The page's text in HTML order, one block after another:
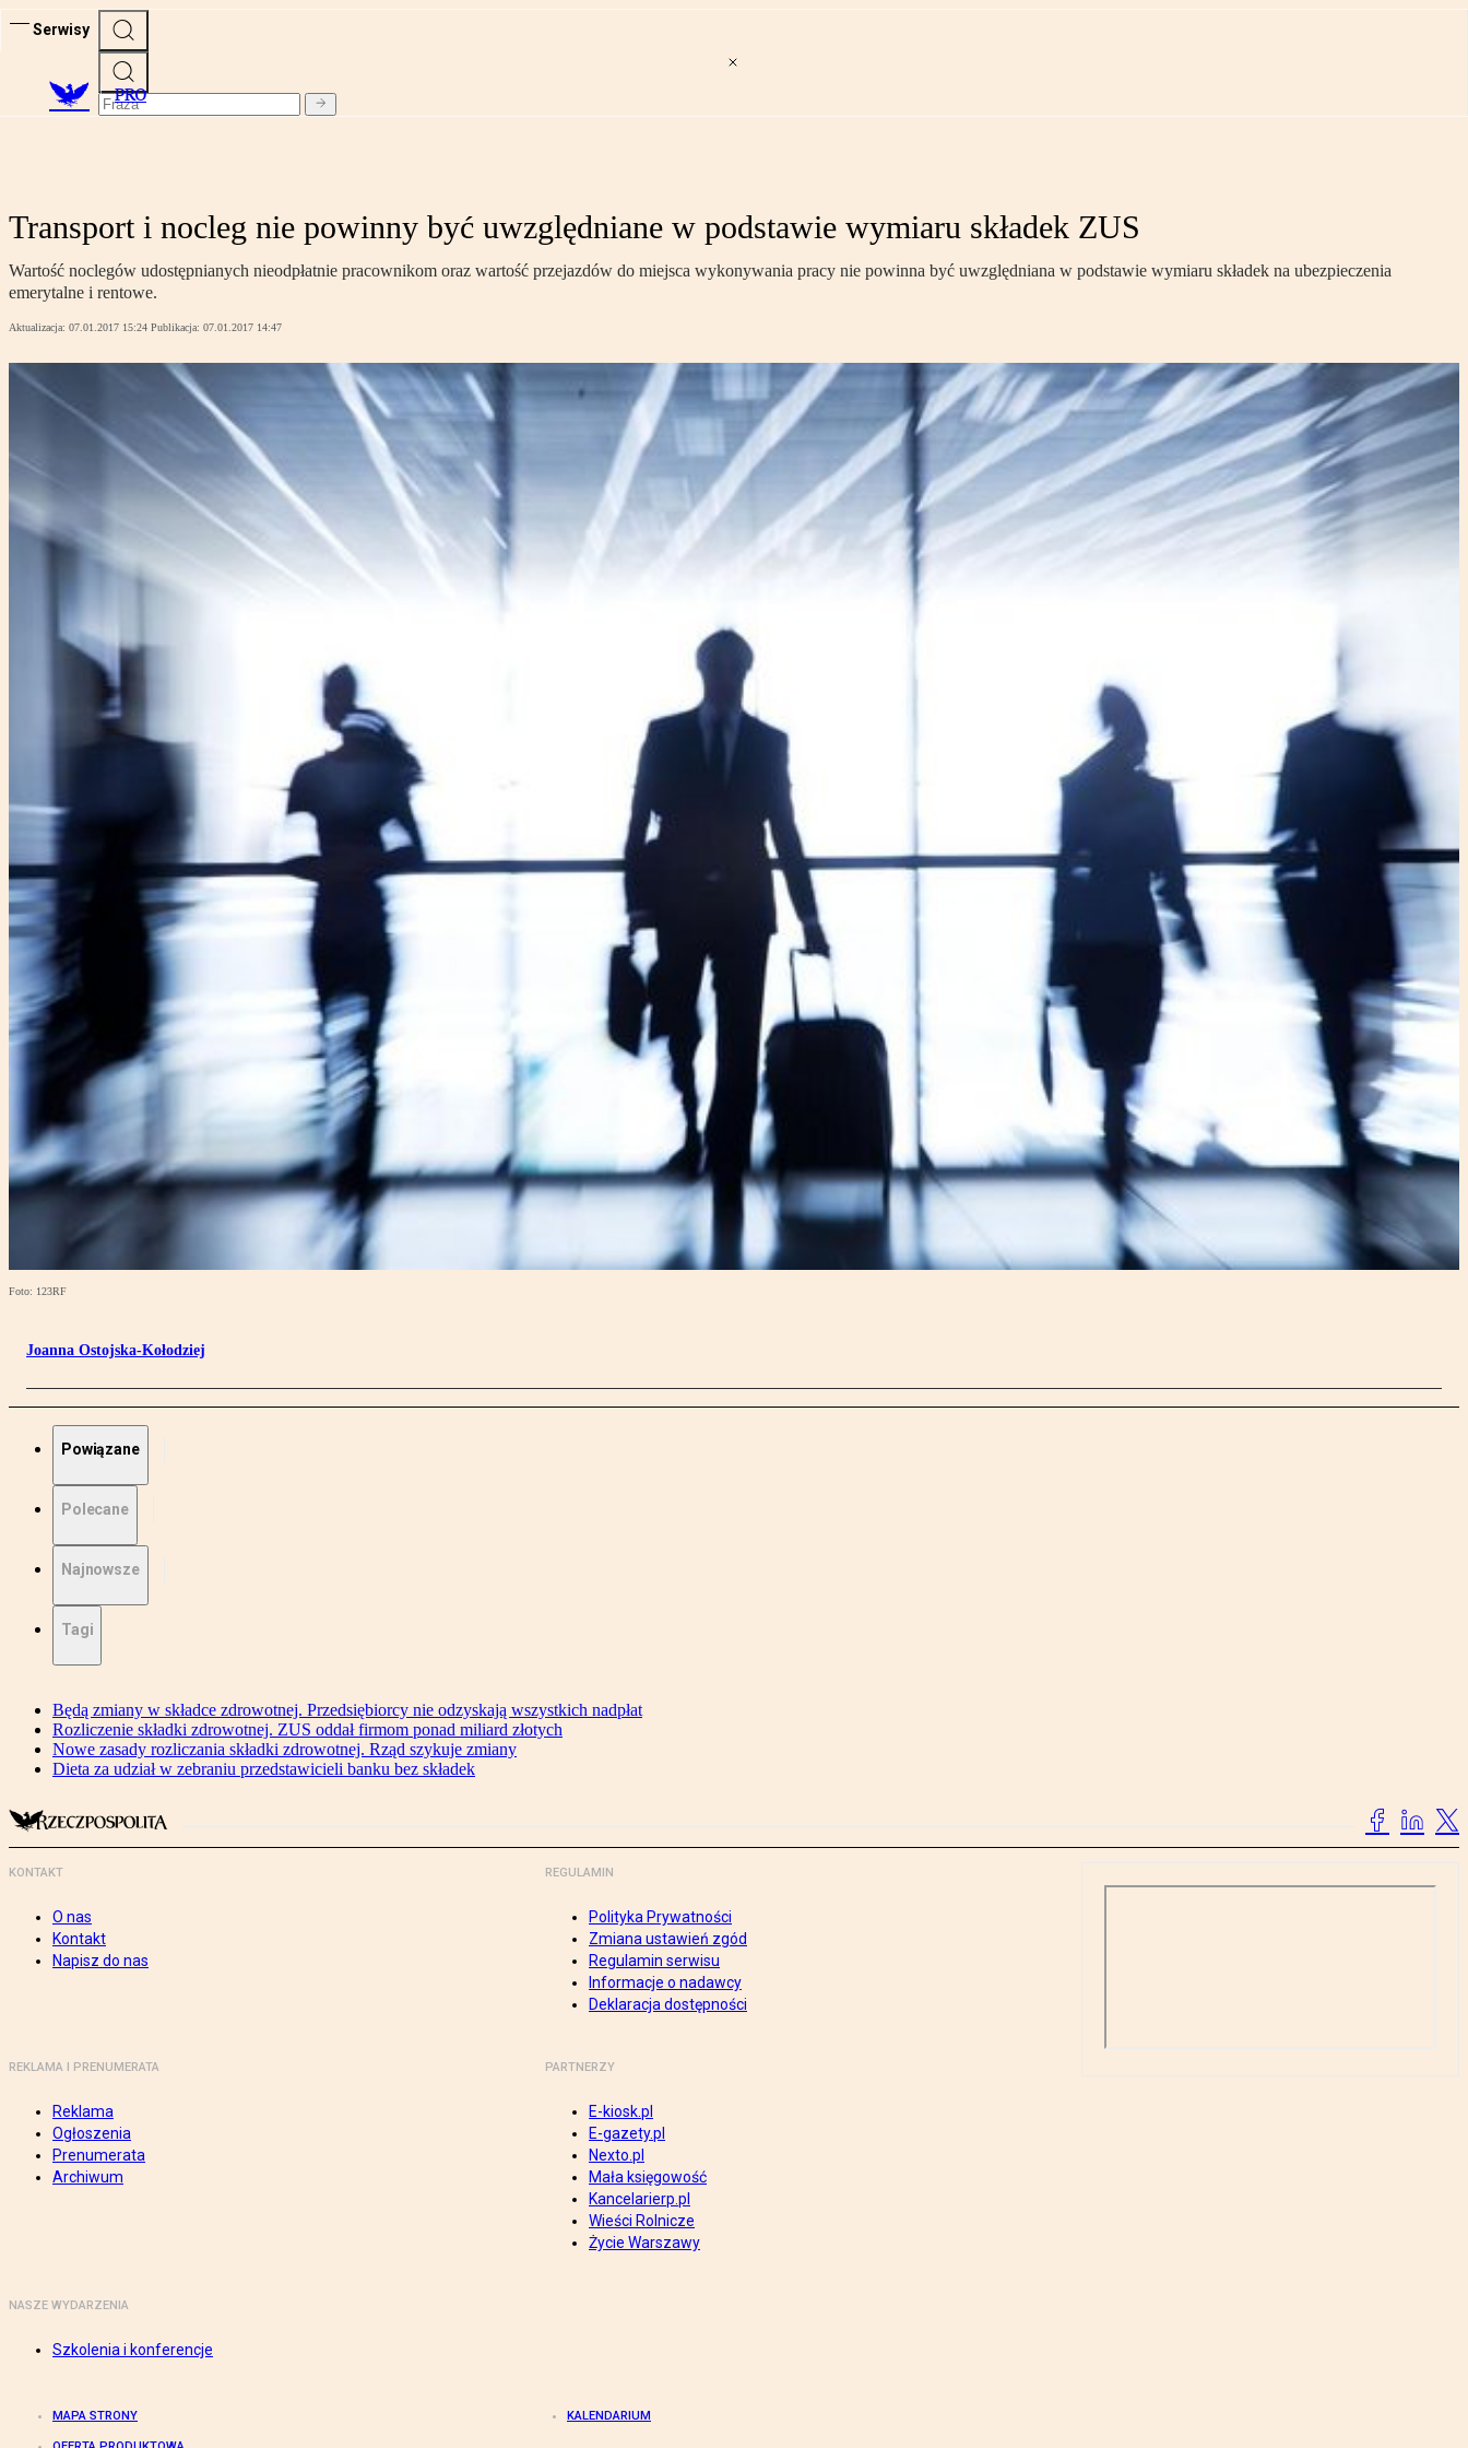
Serwisy
PRO
Transport i nocleg nie powinny być uwzględniane w podstawie wymiaru składek ZUS
Wartość noclegów udostępnianych nieodpłatnie pracownikom oraz wartość przejazdów do miejsca wykonywania pracy nie powinna być uwzględniana w podstawie wymiaru składek na ubezpieczenia
emerytalne i rentowe.
Aktualizacja: 07.01.2017 15:24 Publikacja: 07.01.2017 14:47
Foto: 123RF
Joanna Ostojska-Kołodziej
Powiązane
Polecane
Najnowsze
Tagi
Będą zmiany w składce zdrowotnej. Przedsiębiorcy nie odzyskają wszystkich nadpłat
Rozliczenie składki zdrowotnej. ZUS oddał firmom ponad miliard złotych
Nowe zasady rozliczania składki zdrowotnej. Rząd szykuje zmiany
Dieta za udział w zebraniu przedstawicieli banku bez składek
KONTAKT
O nas
Kontakt
Napisz do nas
REGULAMIN
Polityka Prywatności
Zmiana ustawień zgód
Regulamin serwisu
Informacje o nadawcy
Deklaracja dostępności
REKLAMA I PRENUMERATA
Reklama
Ogłoszenia
Prenumerata
Archiwum
PARTNERZY
E-kiosk.pl
E-gazety.pl
Nexto.pl
Mała księgowość
Kancelarierp.pl
Wieści Rolnicze
Życie Warszawy
NASZE WYDARZENIA
Szkolenia i konferencje
MAPA STRONY KALENDARIUM